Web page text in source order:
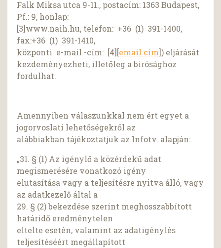
Falk Miksa utca 9-11., postacím: 1363 Budapest,
Pf.: 9, honlap:
[3]www.naih.hu, telefon: +36 (1) 391-1400,
fax:+36 (1) 391-1410,
központi e-mail -cím: [4][email cím]) eljárását
kezdeményezheti, illetőleg a bírósághoz
fordulhat.
Amennyiben válaszunkkal nem ért egyet a
jogorvoslati lehetőségekről az
alábbiakban tájékoztatjuk az Infotv. alapján:
„31. § (1) Az igénylő a közérdekű adat
megismerésére vonatkozó igény
elutasítása vagy a teljesítésre nyitva álló, vagy
az adatkezelő által a
29. § (2) bekezdése szerint meghosszabbított
határidő eredménytelen
eltelte esetén, valamint az adatigénylés
teljesítéséért megállapított